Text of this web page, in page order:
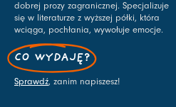
dobrej prozy zagranicznej. Specjalizuje
się w literaturze z wyższej półki, która
wciąga, pochłania, wywołuje emocje.
CO WYDAJĘ?
Sprawdź, zanim napiszesz!